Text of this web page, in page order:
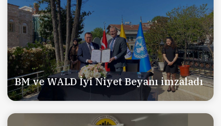
BM ve WALD İyi Niyet Beyanı imzaladı